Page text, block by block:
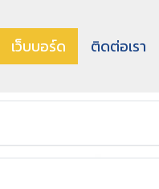
เว็บบอร์ด ติดต่อเรา